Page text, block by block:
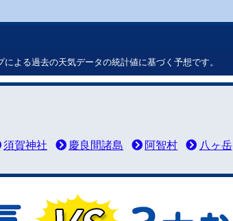
よる過去の天気データの統計値に基づく予想です。
須賀神社 慶良間諸島 阿智村 八ヶ岳